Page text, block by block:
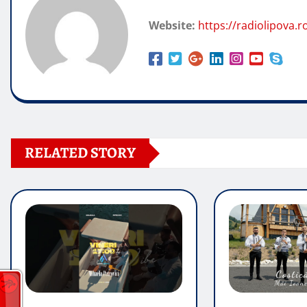
Website: https://
RELATED STORY